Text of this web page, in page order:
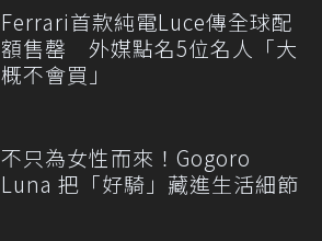
Ferrari首款純電Luce傳全球配
額售罄 外媒點名5位名人「大
概不會買」
不只為女性而來！Gogoro
Luna 把「好騎」藏進生活細節